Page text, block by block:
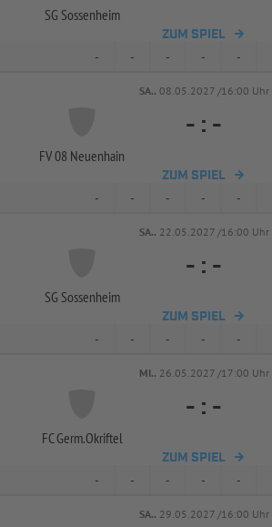
SG Sossenheim
ZUM SPIEL
- - - - -
SA.. 08.05.2027 /16:00 Uhr
FV 08 Neuenhain
- : -
ZUM SPIEL
- - - - -
SA.. 22.05.2027 /16:00 Uhr
SG Sossenheim
- : -
ZUM SPIEL
- - - - -
MI.. 26.05.2027 /17:00 Uhr
FC Germ.Okriftel
- : -
ZUM SPIEL
- - - - -
SA.. 29.05.2027 /16:00 Uhr